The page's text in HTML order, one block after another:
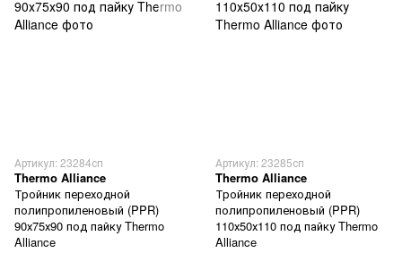
Артикул: 23284сп
Thermo Alliance
Тройник переходной
полипропиленовый (PPR)
90х75х90 под пайку Thermo
Alliance
Артикул: 23285сп
Thermo Alliance
Тройник переходной
полипропиленовый (PPR)
110х50х110 под пайку Thermo
Alliance